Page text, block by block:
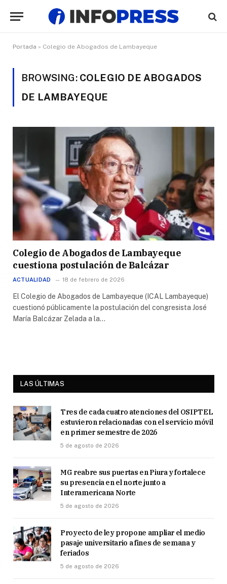
Portada » Colegio de Abogados de Lambayeque
BROWSING: COLEGIO DE ABOGADOS
DE LAMBAYEQUE
Colegio de Abogados de Lambayeque
cuestiona postulación de Balcázar
ACTUALIDAD 18 de febrero de 2026
El Colegio de Abogados de Lambayeque (ICAL Lambayeque)
cuestionó públicamente la postulación del congresista José
María Balcázar Zelada a la…
LAS ÚLTIMAS
Tres de cada cuatro atenciones del OSIPTEL
estuvieron relacionadas con el servicio móvil
en primer semestre de 2026
5 de agosto de 2026
MG reabre sus puertas en Piura y fortalece
su presencia en el norte junto a
Interamericana Norte
5 de agosto de 2026
Proyecto de ley propone ampliar el medio
pasaje universitario a fines de semana y
feriados
5 de agosto de 2026